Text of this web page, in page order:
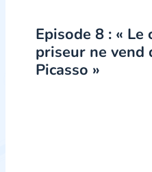
Episode 8 : «
priseur ne vend
Picasso »